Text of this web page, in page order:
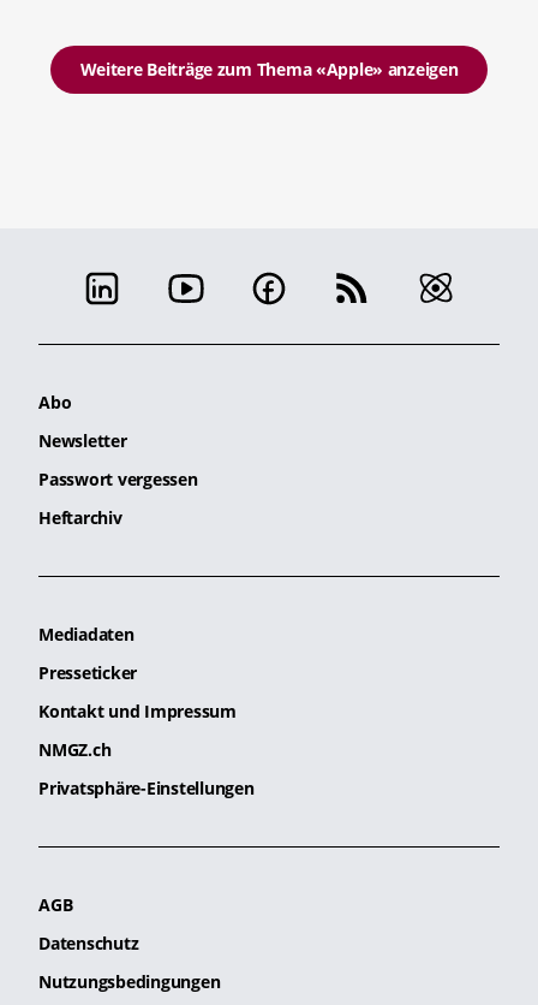
Weitere Beiträge zum Thema «Apple» anzeigen
Abo
Newsletter
Passwort vergessen
Heftarchiv
Mediadaten
Presseticker
Kontakt und Impressum
NMGZ.ch
Privatsphäre-Einstellungen
AGB
Datenschutz
Nutzungsbedingungen